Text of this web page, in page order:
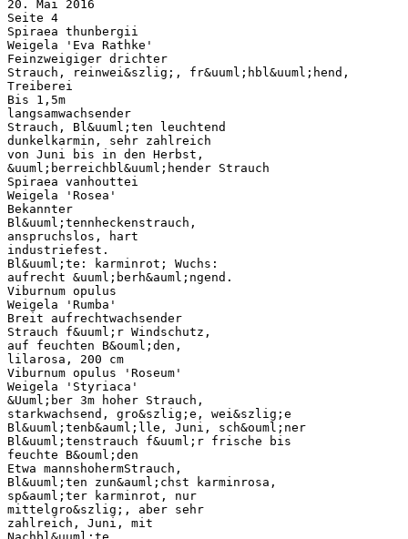
20. Mai 2016
Seite 4
Spiraea thunbergii
Weigela 'Eva Rathke'
Feinzweigiger drichter
Strauch, reinwei&szlig;, fr&uuml;hbl&uuml;hend,
Treiberei
Bis 1,5m
langsamwachsender
Strauch, Bl&uuml;ten leuchtend
dunkelkarmin, sehr zahlreich
von Juni bis in den Herbst,
&uuml;berreichbl&uuml;hender Strauch
Spiraea vanhouttei
Weigela 'Rosea'
Bekannter
Bl&uuml;tennheckenstrauch,
anspruchslos, hart
industriefest.
Bl&uuml;te: karminrot; Wuchs:
aufrecht &uuml;berh&auml;ngend.
Viburnum opulus
Weigela 'Rumba'
Breit aufrechtwachsender
Strauch f&uuml;r Windschutz,
auf feuchten B&ouml;den,
lilarosa, 200 cm
Viburnum opulus 'Roseum'
Weigela 'Styriaca'
&Uuml;ber 3m hoher Strauch,
starkwachsend, gro&szlig;e, wei&szlig;e
Bl&uuml;tenb&auml;lle, Juni, sch&ouml;ner
Bl&uuml;tenstrauch f&uuml;r frische bis
feuchte B&ouml;den
Etwa mannshohermStrauch,
Bl&uuml;ten zun&auml;chst karminrosa,
sp&auml;ter karminrot, nur
mittelgro&szlig;, aber sehr
zahlreich, Juni, mit